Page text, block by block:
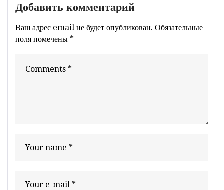
Добавить комментарий
Ваш адрес email не будет опубликован. Обязательные
поля помечены *